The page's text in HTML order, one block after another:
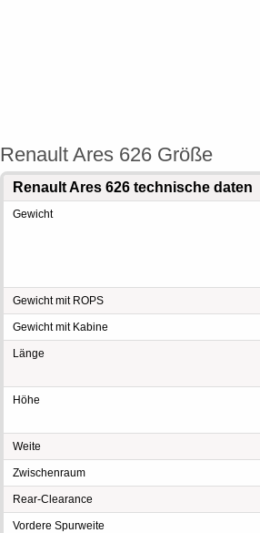
Renault Ares 626 Größe
Renault Ares 626 technische daten
Gewicht
Gewicht mit ROPS
Gewicht mit Kabine
Länge
Höhe
Weite
Zwischenraum
Rear-Clearance
Vordere Spurweite